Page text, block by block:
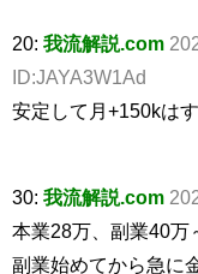
20: 我流解説.com
ID:JAYA3W1Ad
安定して月+150kは
30: 我流解説.com
本業28万、副業40万
副業始めてから急に